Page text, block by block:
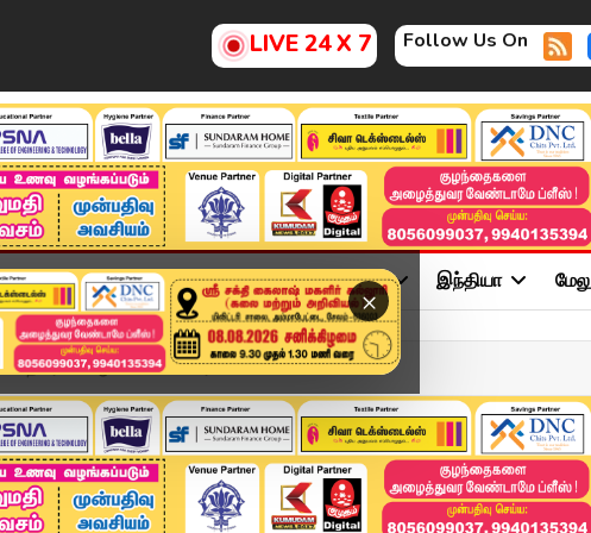
LIVE 24 X 7 Follow Us On
×
சினிமா அரசியல் விளையாட்டு இந்தியா
உரிமை ஆணையம் விசாரிக்க வேண்ட...